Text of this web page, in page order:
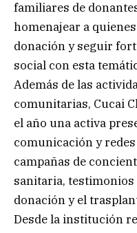
familiares de
homenajear a
donación y seguir
social con esta
Además de las
comunitarias, Cucai
el año una activa
comunicación y
campañas de
sanitaria, testimonios
donación y el
Desde la institución